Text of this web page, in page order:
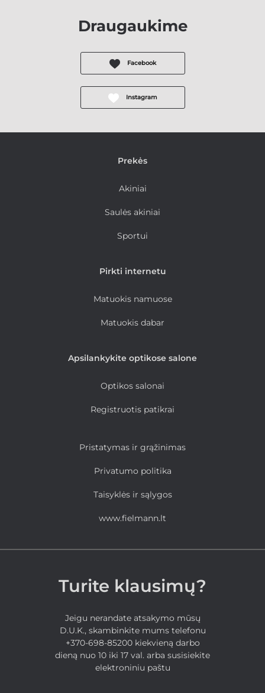
Draugaukime
Facebook
Instagram
Prekės
Akiniai
Saulės akiniai
Sportui
Pirkti internetu
Matuokis namuose
Matuokis dabar
Apsilankykite optikose salone
Optikos salonai
Registruotis patikrai
Pristatymas ir grąžinimas
Privatumo politika
Taisyklės ir sąlygos
www.fielmann.lt
Turite klausimų?
Jeigu nerandate atsakymo mūsų
D.U.K., skambinkite mums telefonu
+370-698-85200 kiekvieną darbo
dieną nuo 10 iki 17 val. arba susisiekite
elektroniniu paštu